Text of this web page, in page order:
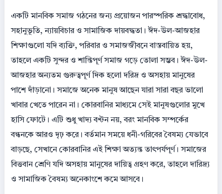
একটি মানবিক সমাজ গঠনের জন্য প্রয়োজন পারস্পরিক শ্রদ্ধাবোধ,
সহানুভূতি, ন্যায়বিচার ও সামাজিক দায়বদ্ধতা। ঈদ-উল-আজহার
শিক্ষাগুলো যদি ব্যক্তি, পরিবার ও সমাজজীবনে বাস্তবায়িত হয়,
তাহলে একটি সুন্দর ও শান্তিপূর্ণ সমাজ গড়ে তোলা সম্ভব। ঈদ-উল-
আজহার অন্যতম গুরুত্বপূর্ণ দিক হলো দরিদ্র ও অসহায় মানুষের
পাশে দাঁড়ানো। সমাজে অনেক মানুষ আছেন যারা সারা বছর ভালো
খাবার খেতে পারেন না। কোরবানির মাধ্যমে সেই মানুষগুলোর মুখে
হাসি ফোটে। এটি শুধু খাদ্য বণ্টন নয়, বরং মানবিক সম্পর্কের
বন্ধনকে আরও দৃঢ় করে। বর্তমান সময়ে ধনী-গরিবের বৈষম্য যেভাবে
বাড়ছে, সেখানে কোরবানির এই শিক্ষা অত্যন্ত তাৎপর্যপূর্ণ। সমাজের
বিত্তবান শ্রেণি যদি অসহায় মানুষের দায়িত্ব গ্রহণ করে, তাহলে দারিদ্র্য
ও সামাজিক বৈষম্য অনেকাংশে কমে আসবে।